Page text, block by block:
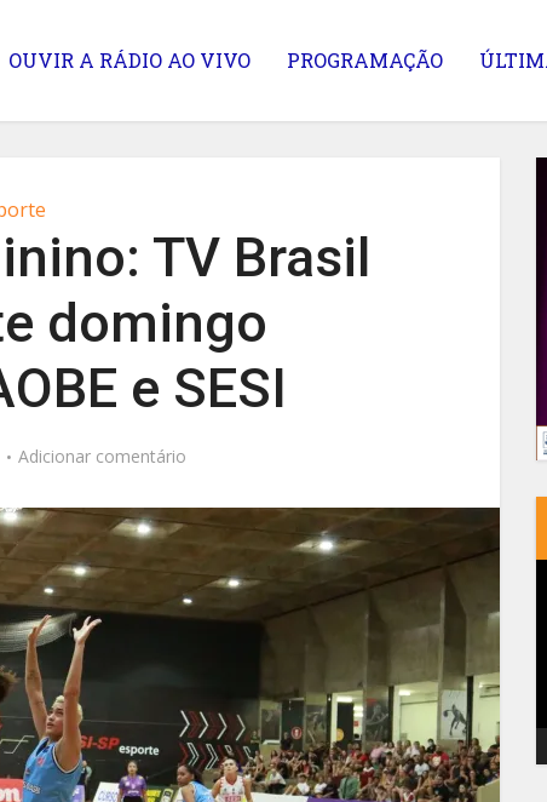
OUVIR A RÁDIO AO VIVO PROGRAMAÇÃO
TV Brasil
domingo
e SESI
Adicionar comentário